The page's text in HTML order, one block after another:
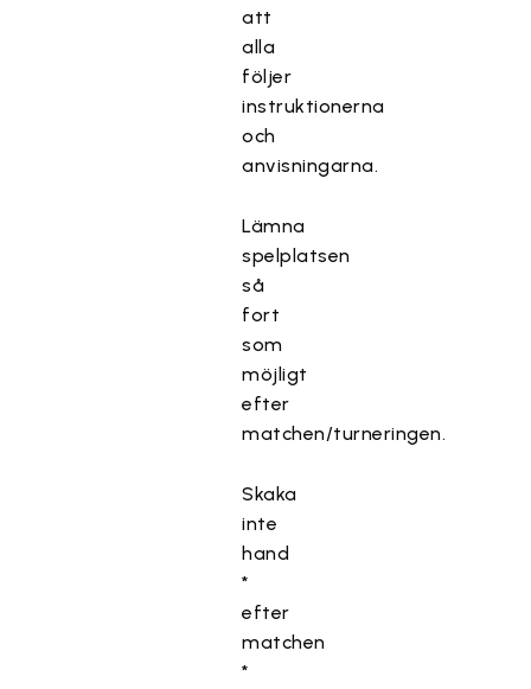
att
alla
följer
instruktionerna
och
anvisningarna.
Lämna
spelplatsen
så
fort
som
möjligt
efter
matchen/turneringen.
Skaka
inte
hand
*
efter
matchen
*